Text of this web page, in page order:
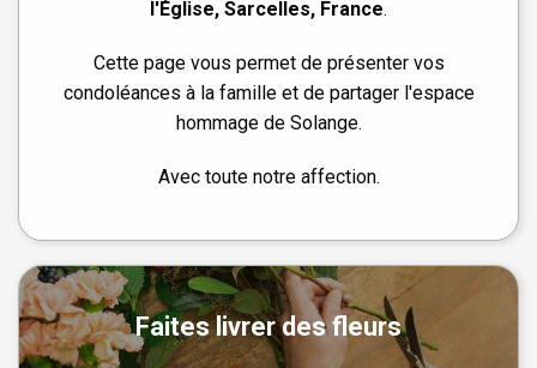
l'Église, Sarcelles, France.
Cette page vous permet de présenter vos
condoléances à la famille et de partager l'espace
hommage de Solange.
Avec toute notre affection.
Faites livrer des fleurs